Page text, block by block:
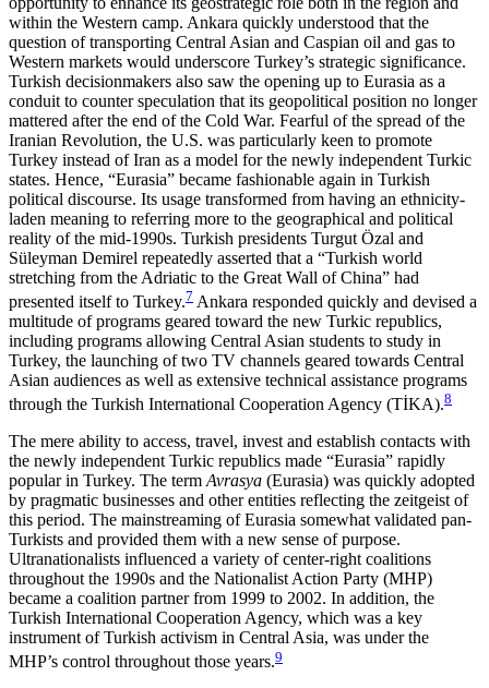
within the Western camp. Ankara quickly understood that the
question of trans­porting Central Asian and Caspian oil and gas to
West­ern markets would underscore Turkey’s strategic sig­nifi­cance.
Turkish decisionmakers also saw the open­ing up to Eurasia as a
conduit to counter specu­lation that its geopolitical position no longer
mat­ter­ed after the end of the Cold War. Fearful of the spread of the
Iranian Revolution, the U.S. was particu­larly keen to promote
Turkey instead of Iran as a model for the newly independent Turkic
states. Hence, “Eurasia” became fashionable again in Turkish
political dis­course. Its usage transformed from having an eth­nicity-
laden meaning to referring more to the geo­graphical and political
reality of the mid-1990s. Turk­ish presidents Turgut Özal and
Süleyman Demirel repeatedly asserted that a “Turkish world
stretching from the Adriatic to the Great Wall of China” had
presented itself to Turkey.7 Ankara responded quickly and devised a
multitude of programs geared toward the new Turkic republics,
including programs allow­ing Central Asian students to study in
Turkey, the launching of two TV channels geared towards Central
Asian audiences as well as extensive technical assis­tance programs
through the Turkish International Cooperation Agency (TİKA).8
The mere ability to access, travel, invest and establish contacts with
the newly independent Turkic repub­lics made “Eurasia” rapidly
popular in Turkey. The term Avrasya (Eurasia) was quickly adopted
by pragmatic businesses and other entities reflecting the zeitgeist of
this period. The mainstreaming of Eurasia somewhat validated pan-
Turkists and provided them with a new sense of purpose.
Ultranationalists in­flu­enced a variety of center-right coalitions
throughout the 1990s and the Nationalist Action Party (MHP)
became a coalition partner from 1999 to 2002. In addi­tion, the
Turkish International Cooperation Agency, which was a key
instrument of Turkish activ­ism in Central Asia, was under the
MHP’s control through­out those years.9